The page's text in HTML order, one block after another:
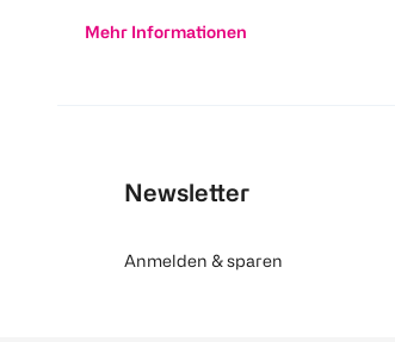
Mehr Informationen
Newsletter
Anmelden & sparen